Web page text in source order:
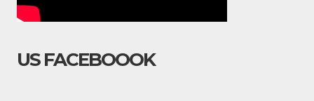
US FACEBOOOK